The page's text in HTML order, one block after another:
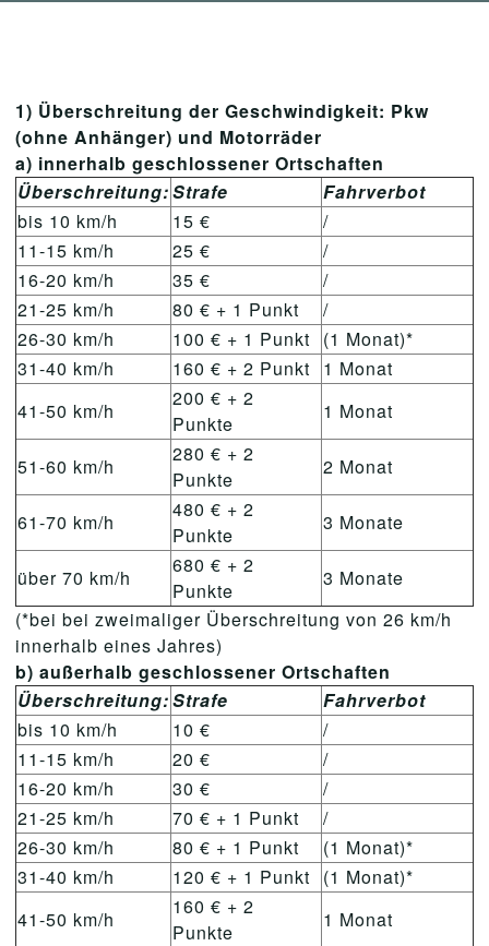
1) Überschreitung der Geschwindigkeit: Pkw
(ohne Anhänger) und Motorräder
a) innerhalb geschlossener Ortschaften
Überschreitung:Strafe
Fahrverbot
bis 10 km/h
15 €
/
11-15 km/h
25 €
/
16-20 km/h
35 €
/
21-25 km/h
80 € + 1 Punkt
/
26-30 km/h
100 € + 1 Punkt
(1 Monat)*
31-40 km/h
160 € + 2 Punkt
1 Monat
41-50 km/h
200 € + 2
Punkte
1 Monat
51-60 km/h
280 € + 2
Punkte
2 Monat
61-70 km/h
480 € + 2
Punkte
3 Monate
über 70 km/h
680 € + 2
Punkte
3 Monate
(*bei bei zweimaliger Überschreitung von 26 km/h
innerhalb eines Jahres)
b) außerhalb geschlossener Ortschaften
Überschreitung:Strafe
Fahrverbot
bis 10 km/h
10 €
/
11-15 km/h
20 €
/
16-20 km/h
30 €
/
21-25 km/h
70 € + 1 Punkt
/
26-30 km/h
80 € + 1 Punkt
(1 Monat)*
31-40 km/h
120 € + 1 Punkt
(1 Monat)*
41-50 km/h
160 € + 2
Punkte
1 Monat